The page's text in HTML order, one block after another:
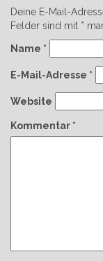
Deine E-Mail-
Felder sind mit *
Name *
E-Mail-Adresse *
Website
Kommentar *